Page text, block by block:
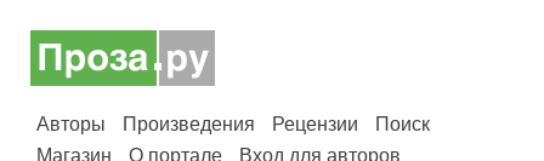
Авторы Произведения Рецензии
Поиск
Магазин
О портале Вход для авторов